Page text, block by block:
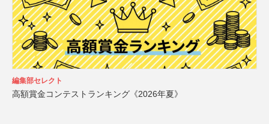
編集部セレクト
高額賞金コンテストランキング《2026年夏》